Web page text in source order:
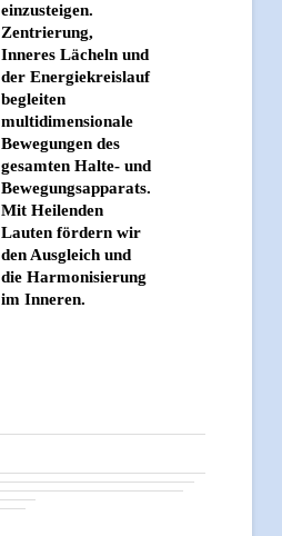
einzusteigen.
Zentrierung,
Inneres Lächeln und
der Energiekreislauf
begleiten
multidimensionale
Bewegungen des
gesamten Halte- und
Bewegungsapparats.
Mit Heilenden
Lauten fördern wir
den Ausgleich und
die Harmonisierung
im Inneren.